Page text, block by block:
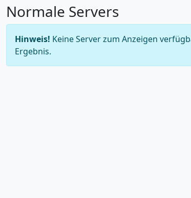
Normale Servers
Hinweis! Keine Server zum Anzeigen
Ergebnis.